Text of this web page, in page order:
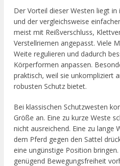
Der Vorteil dieser Westen liegt
und der vergleichsweise
meist mit Reißverschluss,
Verstellriemen angepasst. Viele
Weite regulieren und dadurch
Körperformen anpassen.
praktisch, weil sie unkompliziert
robusten Schutz bietet.
Bei klassischen Schutzwesten
Größe an. Eine zu kurze Weste
nicht ausreichend. Eine zu lange
dem Pferd gegen den Sattel
eine ungünstige Position
genügend Bewegungsfreiheit